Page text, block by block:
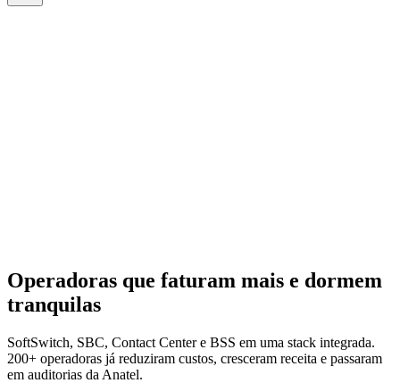
Operadoras que faturam mais e dormem
tranquilas
SoftSwitch, SBC, Contact Center e BSS em uma stack integrada.
200+ operadoras já reduziram custos, cresceram receita e passaram
em auditorias da Anatel.